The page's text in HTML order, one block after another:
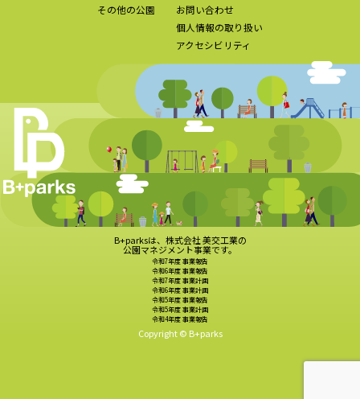
その他の公園
お問い合わせ
個人情報の取り扱い
アクセシビリティ
B+parksは、株式会社 美交工業の
公園マネジメント事業です。
令和7年度 事業報告
令和6年度 事業報告
令和7年度 事業計画
令和6年度 事業計画
令和5年度 事業報告
令和5年度 事業計画
令和4年度 事業報告
Copyright © B+parks